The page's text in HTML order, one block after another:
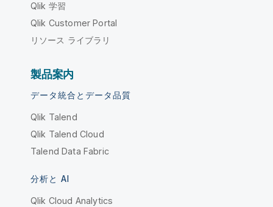
Qlik 学習
Qlik Customer Portal
リソース ライブラリ
製品案内
データ統合とデータ品質
Qlik Talend
Qlik Talend Cloud
Talend Data Fabric
分析と AI
Qlik Cloud Analytics